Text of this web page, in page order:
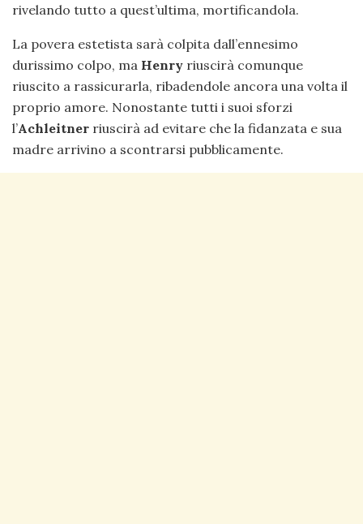
rivelando tutto a quest’ultima, mortificandola.
La povera estetista sarà colpita dall’ennesimo
durissimo colpo, ma Henry riuscirà comunque
riuscito a rassicurarla, ribadendole ancora una volta il
proprio amore. Nonostante tutti i suoi sforzi
l’Achleitner riuscirà ad evitare che la fidanzata e sua
madre arrivino a scontrarsi pubblicamente.